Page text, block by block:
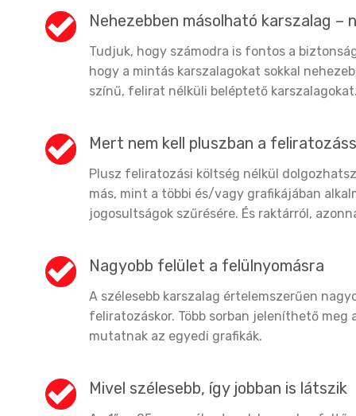
Nehezebben másolható karszalag –
Tudjuk, hogy számodra is fontos a
hogy a mintás karszalagokat sokkal
színű, felirat nélküli beléptető
Mert nem kell pluszban a
Plusz feliratozási költség nélkül
más, mint a többi és/vagy grafikájában
jogosultságok szűrésére. És raktárról,
Nagyobb felület a felülnyomásra
A szélesebb karszalag értelemszerűen
feliratozáskor. Több sorban jeleníthető meg
mutatnak az egyedi grafikák.
Mivel szélesebb, így jobban is látszik